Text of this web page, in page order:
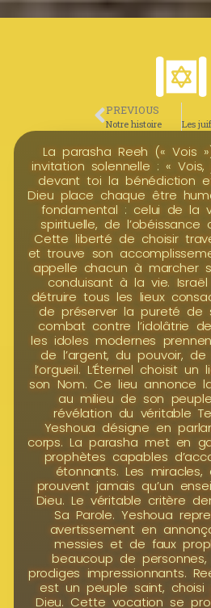
La parasha Reeh (« Vois
invitation solennelle : « Vois,
devant toi la bénédiction
Dieu place chaque être
fondamental : celui de la
spirituelle, de
Cette liberté de choisir
et trouve son
appelle chacun à marcher
conduisant à la vie.
détruire tous les lieux
de préserver la pureté de
combat contre l’idolâtrie
les idoles modernes
de l’argent, du pouvoir,
l’orgueil. L’Éternel choisit
son Nom. Ce lieu annonce
au milieu de son
révélation du véritable
Yeshoua désigne en
corps. La parasha met en
prophètes capables
étonnants. Les
prouvent jamais qu’un
Dieu. Le véritable critère
Sa Parole. Yeshoua
avertissement en
messies et de faux
beaucoup de
prodiges impressionnants.
est un peuple saint,
Dieu. Cette vocation se
PREVIOUS
Notre histoire